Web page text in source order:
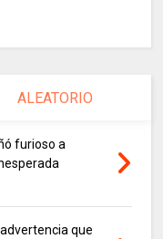
ALEATORIO
furioso a
que